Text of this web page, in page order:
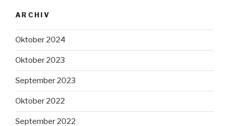
ARCHIV
Oktober 2024
Oktober 2023
September 2023
Oktober 2022
September 2022